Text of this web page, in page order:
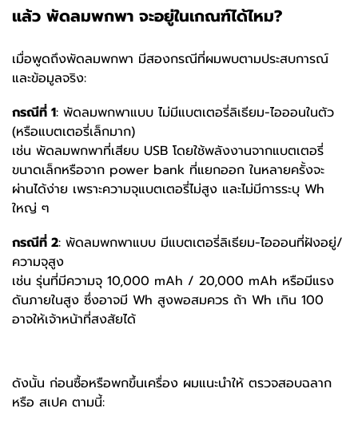
แล้ว พัดลมพกพา จะอยู่ในเกณฑ์ได้ไหม?
เมื่อพูดถึงพัดลมพกพา มีสองกรณีที่ผมพบตามประสบการณ์
และข้อมูลจริง:
กรณีที่ 1: พัดลมพกพาแบบ ไม่มีแบตเตอรี่ลิเธียม-ไอออนในตัว
(หรือแบตเตอรี่เล็กมาก)
เช่น พัดลมพกพาที่เสียบ USB โดยใช้พลังงานจากแบตเตอรี่
ขนาดเล็กหรือจาก power bank ที่แยกออก ในหลายครั้งจะ
ผ่านได้ง่าย เพราะความจุแบตเตอรี่ไม่สูง และไม่มีการระบุ Wh
ใหญ่ ๆ
กรณีที่ 2: พัดลมพกพาแบบ มีแบตเตอรี่ลิเธียม-ไอออนที่ฝังอยู่/
ความจุสูง
เช่น รุ่นที่มีความจุ 10,000 mAh / 20,000 mAh หรือมีแรง
ดันภายในสูง ซึ่งอาจมี Wh สูงพอสมควร ถ้า Wh เกิน 100
อาจให้เจ้าหน้าที่สงสัยได้
ดังนั้น ก่อนซื้อหรือพกขึ้นเครื่อง ผมแนะนำให้ ตรวจสอบฉลาก
หรือ สเปค ตามนี้: